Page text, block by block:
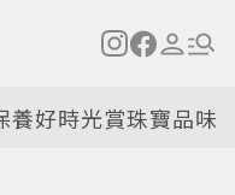
養好時光賞珠寶品味